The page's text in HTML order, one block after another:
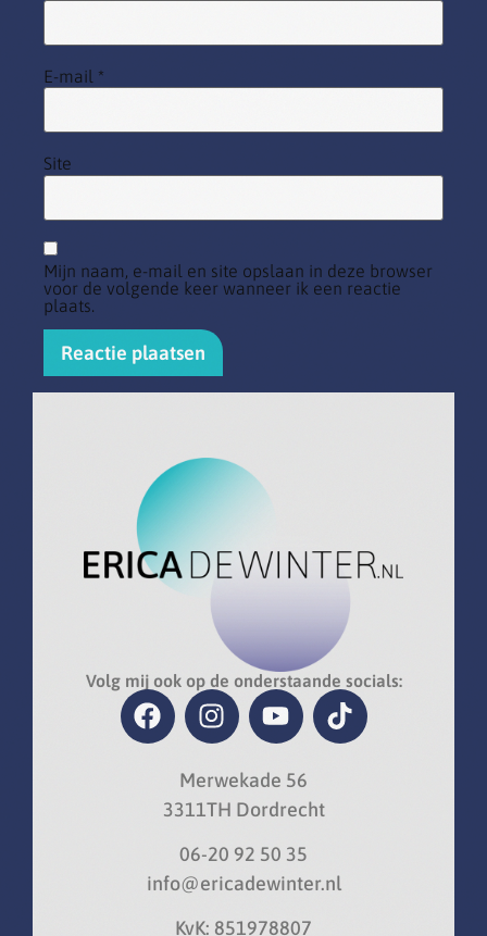
E-mail *
Site
Mijn naam, e-mail en site opslaan in deze browser
voor de volgende keer wanneer ik een reactie
plaats.
Volg mij ook op de onderstaande socials:
Merwekade 56
3311TH Dordrecht
06-20 92 50 35
info@ericadewinter.nl
KvK: 851978807